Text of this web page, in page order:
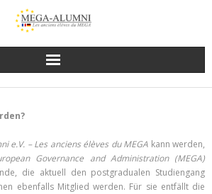
e.V. – Les anciens élèves du MEGA kann werden,
Governance and Administration (MEGA)
die aktuell den postgradualen Studiengang
ebenfalls Mitglied werden. Für sie entfällt die